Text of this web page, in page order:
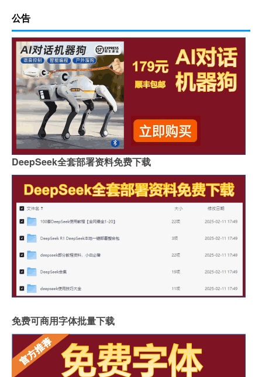
公告
DeepSeek全套部署资料免费下载
免费可商用字体批量下载